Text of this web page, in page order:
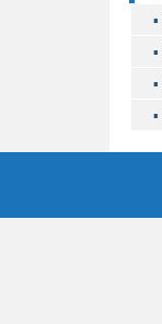
▪
▪
▪
▪